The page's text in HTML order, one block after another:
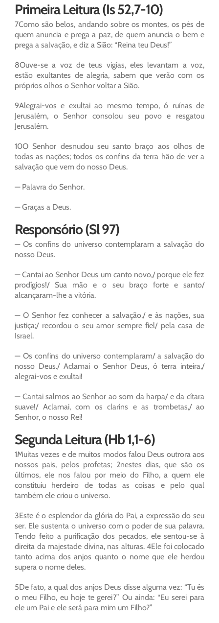
Primeira Leitura (Is 52,7-10)
7Como são belos, andando sobre os montes, os pés de
quem anuncia e prega a paz, de quem anuncia o bem e
prega a salvação, e diz a Sião: “Reina teu Deus!”
8Ouve-se a voz de teus vigias, eles levantam a voz,
estão exultantes de alegria, sabem que verão com os
próprios olhos o Senhor voltar a Sião.
9Alegrai-vos e exultai ao mesmo tempo, ó ruínas de
Jerusalém, o Senhor consolou seu povo e resgatou
Jerusalém.
10O Senhor desnudou seu santo braço aos olhos de
todas as nações; todos os confins da terra hão de ver a
salvação que vem do nosso Deus.
— Palavra do Senhor.
— Graças a Deus.
Responsório (Sl 97)
— Os confins do universo contemplaram a salvação do
nosso Deus.
— Cantai ao Senhor Deus um canto novo,/ porque ele fez
prodígios!/ Sua mão e o seu braço forte e santo/
alcançaram-lhe a vitória.
— O Senhor fez conhecer a salvação,/ e às nações, sua
justiça;/ recordou o seu amor sempre fiel/ pela casa de
Israel.
— Os confins do universo contemplaram/ a salvação do
nosso Deus./ Aclamai o Senhor Deus, ó terra inteira,/
alegrai-vos e exultai!
— Cantai salmos ao Senhor ao som da harpa/ e da cítara
suave!/ Aclamai, com os clarins e as trombetas,/ ao
Senhor, o nosso Rei!
Segunda Leitura (Hb 1,1-6)
1Muitas vezes e de muitos modos falou Deus outrora aos
nossos pais, pelos profetas; 2nestes dias, que são os
últimos, ele nos falou por meio do Filho, a quem ele
constituiu herdeiro de todas as coisas e pelo qual
também ele criou o universo.
3Este é o esplendor da glória do Pai, a expressão do seu
ser. Ele sustenta o universo com o poder de sua palavra.
Tendo feito a purificação dos pecados, ele sentou-se à
direita da majestade divina, nas alturas. 4Ele foi colocado
tanto acima dos anjos quanto o nome que ele herdou
supera o nome deles.
5De fato, a qual dos anjos Deus disse alguma vez: “Tu és
o meu Filho, eu hoje te gerei?” Ou ainda: “Eu serei para
ele um Pai e ele será para mim um Filho?”